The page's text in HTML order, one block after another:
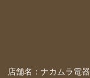
店舗名：ナカムラ電器